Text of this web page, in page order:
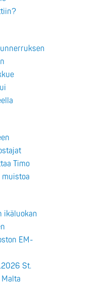
Timo
muistoa
ikäluokan
EM-
St.